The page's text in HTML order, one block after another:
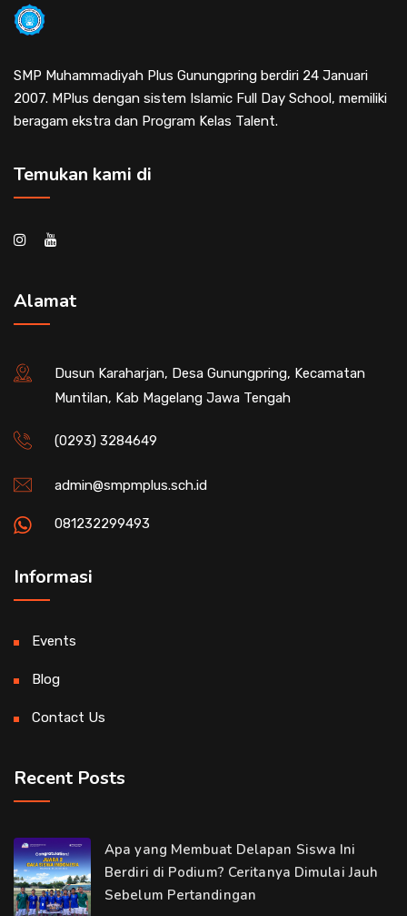
SMP Muhammadiyah Plus Gunungpring berdiri 24 Januari
2007. MPlus dengan sistem Islamic Full Day School, memiliki
beragam ekstra dan Program Kelas Talent.
Temukan kami di
Alamat
Dusun Karaharjan, Desa Gunungpring, Kecamatan
Muntilan, Kab Magelang Jawa Tengah
(0293) 3284649
admin@smpmplus.sch.id
081232299493
Informasi
Events
Blog
Contact Us
Recent Posts
Apa yang Membuat Delapan Siswa Ini
Berdiri di Podium? Ceritanya Dimulai Jauh
Sebelum Pertandingan